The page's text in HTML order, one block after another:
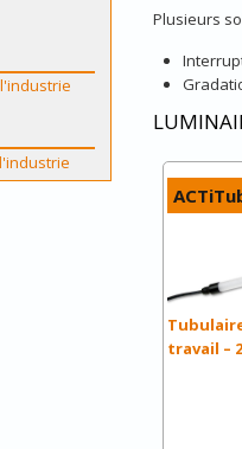
Plusieurs
travail –